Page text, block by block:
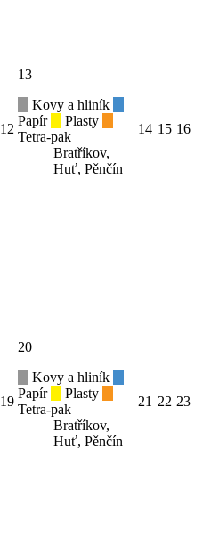
12
13
Kovy a hliník
Papír
Plasty
Tetra-pak
Bratříkov,
Huť, Pěnčín
14 15 16
19
20
Kovy a hliník
Papír
Plasty
Tetra-pak
Bratříkov,
Huť, Pěnčín
21 22 23